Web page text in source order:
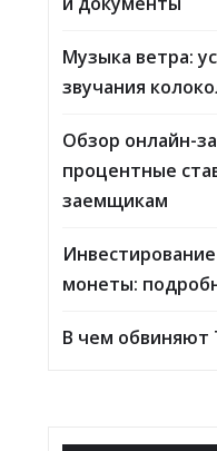
Музыка ветра:
звучания
Обзор онлайн-
процентные
заемщикам
монеты:
В чем обвиняют